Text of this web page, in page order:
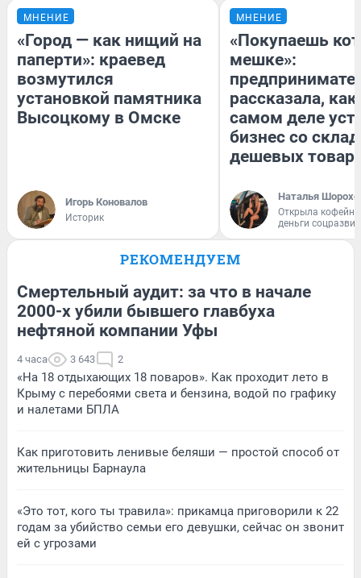
МНЕНИЕ
«Город — как нищий на
паперти»: краевед
возмутился
установкой памятника
Высоцкому в Омске
Игорь Коновалов
Историк
МНЕНИЕ
«Покупаешь
мешке»:
рассказала, как
самом деле
бизнес со
дешевых
Наталья
Открыла
деньги
РЕКОМЕНДУЕМ
Смертельный аудит: за что в начале
2000-х убили бывшего главбуха
нефтяной компании Уфы
4 часа 3 643 2
«На 18 отдыхающих 18 поваров». Как проходит лето в
Крыму с перебоями света и бензина, водой по графику
и налетами БПЛА
Как приготовить ленивые беляши — простой способ от
жительницы Барнаула
«Это тот, кого ты травила»: прикамца приговорили к 22
годам за убийство семьи его девушки, сейчас он звонит
ей с угрозами